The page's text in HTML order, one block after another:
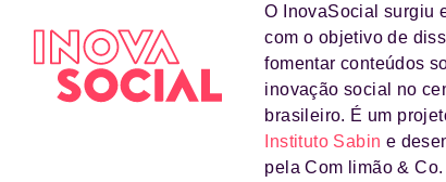
O InovaSocial surgiu
com o objetivo de
fomentar conteúdos
inovação social no
brasileiro. É um
Instituto Sabin e
pela Com limão & Co.